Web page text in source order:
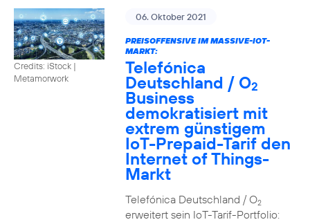
Credits: iStock |
Metamorwork
06. Oktober 2021
PREISOFFENSIVE IM MASSIVE-IOT-
MARKT:
Telefónica
Deutschland / O2
Business
demokratisiert mit
extrem günstigem
IoT-Prepaid-Tarif den
Internet of Things-
Markt
Telefónica Deutschland / O2
erweitert sein IoT-Tarif-Portfolio: